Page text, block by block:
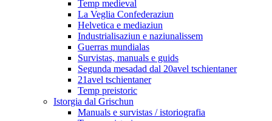
Temp medieval
La Veglia Confederaziun
Helvetica e mediaziun
Industrialisaziun e naziunalissem
Guerras mundialas
Survistas, manuals e guids
Segunda mesadad dal 20avel tschientaner
21avel tschientaner
Temp preistoric
Istorgia dal Grischun
Manuals e survistas / istoriografia